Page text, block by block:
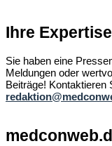
Ihre
Sie haben eine
Meldungen oder
Beiträge! Kontaktieren